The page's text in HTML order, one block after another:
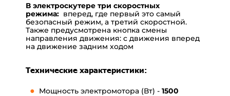
В электроскутере три скоростных
режима: вперед, где первый это самый
безопасный режим, а третий скоростной.
Также предусмотрена кнопка смены
направления движения: с движения вперед
на движение задним ходом
Технические характеристики:
Мощность электромотора (Вт) - 1500